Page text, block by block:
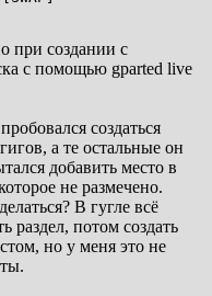
при создании с
с помощью gparted live
создаться
а те остальные он
добавить место в
не размечено.
В гугле всё
раздел, потом создать
но у меня это не